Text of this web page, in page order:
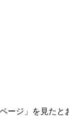
ジ」を見たと